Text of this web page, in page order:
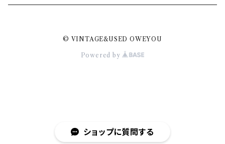
ショップに質問する
© VINTAGE&USED OWEYOU
Powered by